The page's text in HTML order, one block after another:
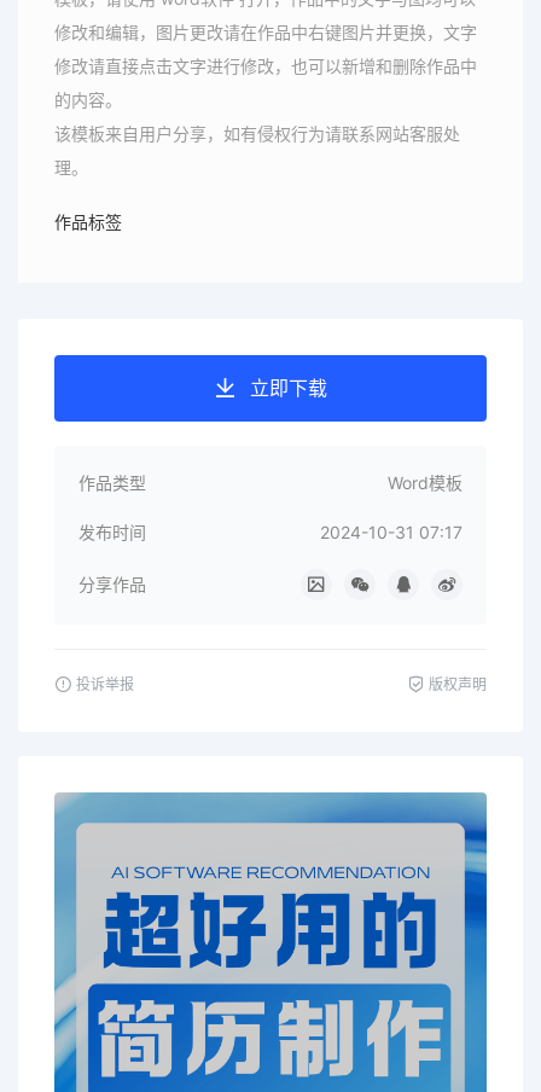
修改和编辑，图片更改请在作品中右键图片并更换，文字
修改请直接点击文字进行修改，也可以新增和删除作品中
的内容。
该模板来自用户分享，如有侵权行为请联系网站客服处
理。
作品标签
立即下载
作品类型 Word模板
发布时间 2024-10-31 07:17
分享作品
投诉举报 版权声明